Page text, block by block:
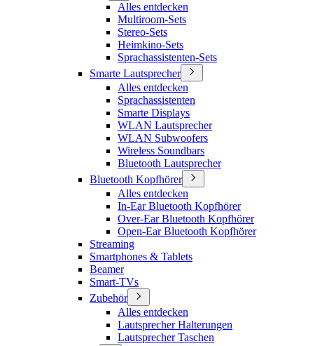
Alles entdecken
Multiroom-Sets
Stereo-Sets
Heimkino-Sets
Sprachassistenten-Sets
Smarte Lautsprecher
Alles entdecken
Sprachassistenten
Smarte Displays
WLAN Lautsprecher
WLAN Subwoofers
Wireless Soundbars
Bluetooth Lautsprecher
Bluetooth Kopfhörer
Alles entdecken
In-Ear Bluetooth Kopfhörer
Over-Ear Bluetooth Kopfhörer
Open-Ear Bluetooth Kopfhörer
Streaming
Smartphones & Tablets
Beamer
Smart-TVs
Zubehör
Alles entdecken
Lautsprecher Halterungen
Lautsprecher Taschen